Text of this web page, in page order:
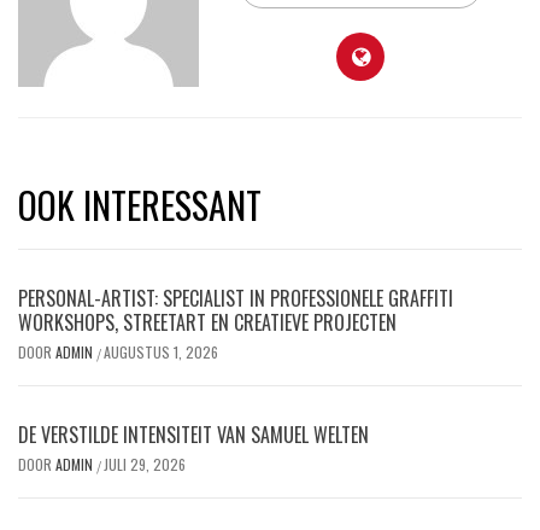
OOK INTERESSANT
PERSONAL-ARTIST: SPECIALIST IN PROFESSIONELE GRAFFITI
WORKSHOPS, STREETART EN CREATIEVE PROJECTEN
DOOR ADMIN /AUGUSTUS 1, 2026
DE VERSTILDE INTENSITEIT VAN SAMUEL WELTEN
DOOR ADMIN / JULI 29, 2026